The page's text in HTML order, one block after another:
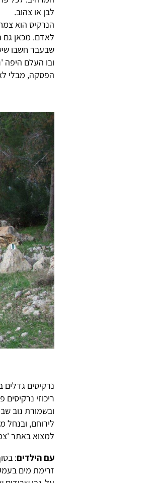
לבן או צהוב.
הנרקיס הוא
לאדם. מכאן גם
שבעבר חשבו
ובו העלם היפה
הפסקה, מבלי
נרקיסים גדלים
ריכוזי
ובשמורת נוב
לירוחם, ובנחל
למצוא באתר
עם הילדים:
זרימת מים